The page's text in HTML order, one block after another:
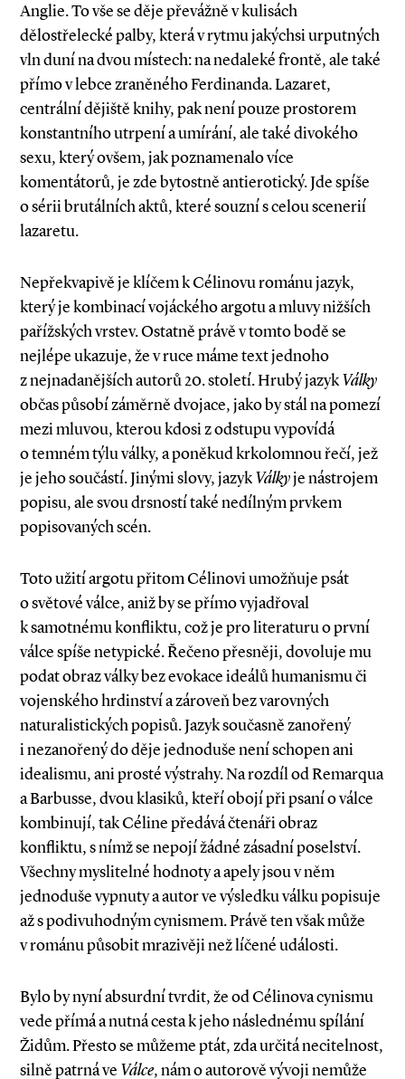
Anglie. To vše se děje převážně v kulisách
dělostřelecké palby, která v rytmu jakýchsi urputných
vln duní na dvou místech: na nedaleké frontě, ale také
přímo v lebce zraněného Ferdinanda. Lazaret,
centrální dějiště knihy, pak není pouze prostorem
konstantního utrpení a umírání, ale také divokého
sexu, který ovšem, jak poznamenalo více
komentátorů, je zde bytostně antierotický. Jde spíše
o sérii brutálních aktů, které souzní s celou scenerií
lazaretu.
Nepřekvapivě je klíčem k Célinovu románu jazyk,
který je kombinací vojáckého argotu a mluvy nižších
pařížských vrstev. Ostatně právě v tomto bodě se
nejlépe ukazuje, že v ruce máme text jednoho
z nejnadanějších autorů 20. století. Hrubý jazykVálky
občas působí záměrně dvojace, jako by stál na pomezí
mezi mluvou, kterou kdosi z odstupu vypovídá
o temném týlu války, a poněkud krkolomnou řečí, jež
je jeho součástí. Jinými slovy, jazykVálkyje nástrojem
popisu, ale svou drsností také nedílným prvkem
popisovaných scén.
Toto užití argotu přitom Célinovi umožňuje psát
o světové válce, aniž by se přímo vyjadřoval
k samotnému konfliktu, což je pro literaturu o první
válce spíše netypické. Řečeno přesněji, dovoluje mu
podat obraz války bez evokace ideálů humanismu či
vojenského hrdinství a zároveň bez varovných
naturalistických popisů. Jazyk současně zanořený
i nezanořený do děje jednoduše není schopen ani
idealismu, ani prosté výstrahy. Na rozdíl od Remarqua
a Barbusse, dvou klasiků, kteří obojí při psaní o válce
kombinují, tak Céline předává čtenáři obraz
konfliktu, s nímž se nepojí žádné zásadní poselství.
Všechny myslitelné hodnoty a apely jsou v něm
jednoduše vypnuty a autor ve výsledku válku popisuje
až s podivuhodným cynismem. Právě ten však může
v románu působit mrazivěji než líčené události.
Bylo by nyní absurdní tvrdit, že od Célinova cynismu
vede přímá a nutná cesta k jeho následnému spílání
Židům. Přesto se můžeme ptát, zda určitá necitelnost,
silně patrná ve Válce, nám o autorově vývoji nemůže